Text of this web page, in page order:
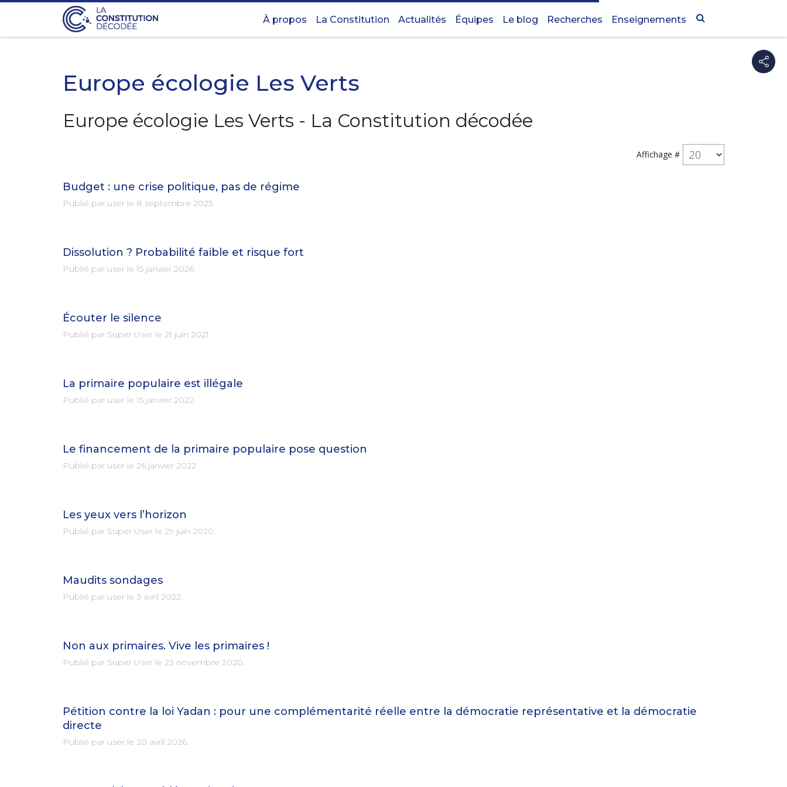
À propos La Constitution Actualités Équipes Le blog Recherches Enseignements
Europe écologie Les Verts
Europe écologie Les Verts - La Constitution décodée
Affichage #
Budget : une crise politique, pas de régime
Publié par user le 8 septembre 2025.
Dissolution ? Probabilité faible et risque fort
Publié par user le 15 janvier 2026.
Écouter le silence
Publié par Super User le 21 juin 2021.
La primaire populaire est illégale
Publié par user le 15 janvier 2022.
Le financement de la primaire populaire pose question
Publié par user le 26 janvier 2022.
Les yeux vers l’horizon
Publié par Super User le 29 juin 2020.
Maudits sondages
Publié par user le 3 avril 2022.
Non aux primaires. Vive les primaires !
Publié par Super User le 23 novembre 2020.
Pétition contre la loi Yadan : pour une complémentarité réelle entre la démocratie représentative et la démocratie
directe
Publié par user le 20 avril 2026.